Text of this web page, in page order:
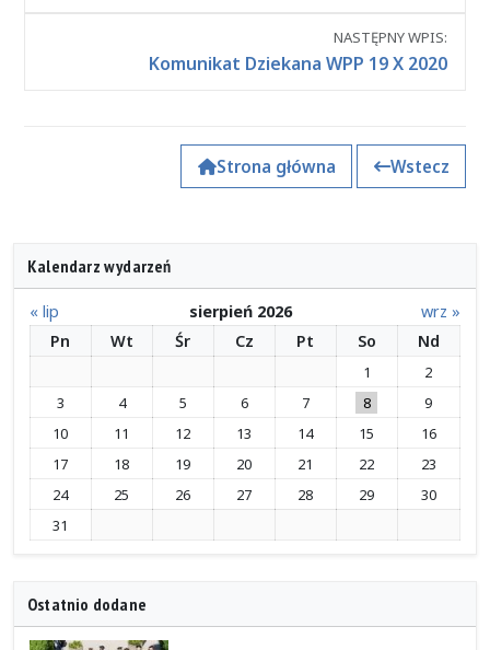
NASTĘPNY WPIS:
Komunikat Dziekana WPP 19 X 2020
Strona główna Wstecz
Kalendarz wydarzeń
« lip sierpień 2026
wrz »
Pn
Wt Śr Cz Pt So Nd
1
2
3
4 5 6 7 8
9
10
11 12 13 14 15
16
17
18 19 20 21 22
23
24
25 26 27 28 29
30
31
Ostatnio dodane